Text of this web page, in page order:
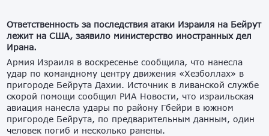
Ответственность за последствия атаки Израиля на Бейрут
лежит на США, заявило министерство иностранных дел
Ирана.
Армия Израиля в воскресенье сообщила, что нанесла
удар по командному центру движения «Хезболлах» в
пригороде Бейрута Дахии. Источник в ливанской службе
скорой помощи сообщил РИА Новости, что израильская
авиация нанесла удары по району Гбейри в южном
пригороде Бейрута, по предварительным данным, один
человек погиб и несколько ранены.